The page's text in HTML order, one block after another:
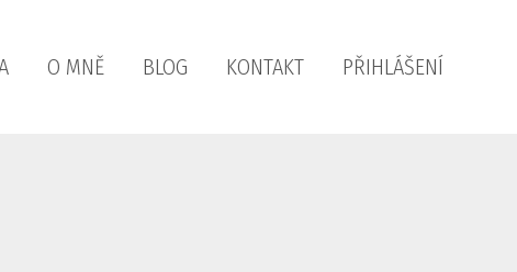
O MNĚ BLOG KONTAKT PŘIHLÁŠENÍ